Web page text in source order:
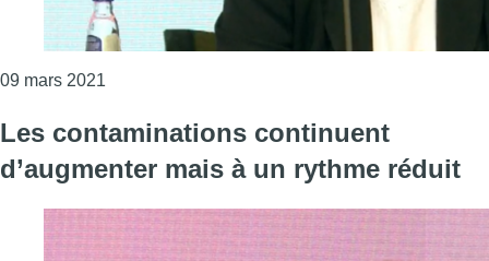
09 mars 2021
Les contaminations continuent
d’augmenter mais à un rythme réduit